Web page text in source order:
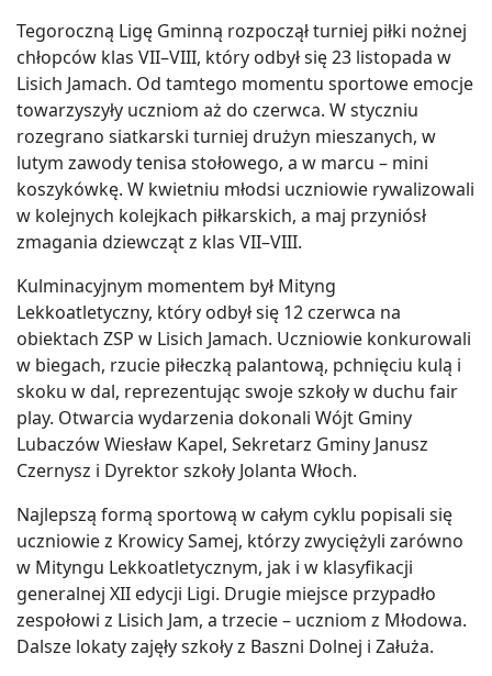
Tegoroczną Ligę Gminną rozpoczął turniej piłki nożnej
chłopców klas VII–VIII, który odbył się 23 listopada w
Lisich Jamach. Od tamtego momentu sportowe emocje
towarzyszyły uczniom aż do czerwca. W styczniu
rozegrano siatkarski turniej drużyn mieszanych, w
lutym zawody tenisa stołowego, a w marcu – mini
koszykówkę. W kwietniu młodsi uczniowie rywalizowali
w kolejnych kolejkach piłkarskich, a maj przyniósł
zmagania dziewcząt z klas VII–VIII.
Kulminacyjnym momentem był Mityng
Lekkoatletyczny, który odbył się 12 czerwca na
obiektach ZSP w Lisich Jamach. Uczniowie konkurowali
w biegach, rzucie piłeczką palantową, pchnięciu kulą i
skoku w dal, reprezentując swoje szkoły w duchu fair
play. Otwarcia wydarzenia dokonali Wójt Gminy
Lubaczów Wiesław Kapel, Sekretarz Gminy Janusz
Czernysz i Dyrektor szkoły Jolanta Włoch.
Najlepszą formą sportową w całym cyklu popisali się
uczniowie z Krowicy Samej, którzy zwyciężyli zarówno
w Mityngu Lekkoatletycznym, jak i w klasyfikacji
generalnej XII edycji Ligi. Drugie miejsce przypadło
zespołowi z Lisich Jam, a trzecie – uczniom z Młodowa.
Dalsze lokaty zajęły szkoły z Baszni Dolnej i Załuża.